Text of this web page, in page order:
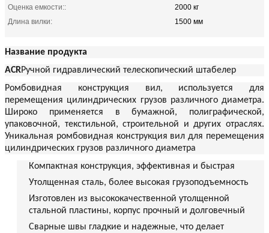
Оценка емкости::
2000 кг
Длина вилки:
1500 мм
Название продукта
ACRРучной гидравлический телескопический штабелер
Ромбовидная конструкция вил, используется для
перемещения цилиндрических грузов различного диаметра.
Широко применяется в бумажной, полиграфической,
упаковочной, текстильной, строительной и других отраслях.
Уникальная ромбовидная конструкция вил для перемещения
цилиндрических грузов различного диаметра
Компактная конструкция, эффективная и быстрая
Утолщенная сталь, более высокая грузоподъемность
Изготовлен из высококачественной утолщенной
стальной пластины, корпус прочный и долговечный
Сварные швы гладкие и надежные, что делает